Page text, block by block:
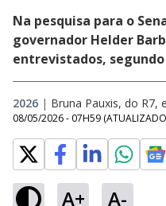
Na pesquisa para o
governador Helder
entrevistados,
2026 | Bruna Pauxis, do R7,
08/05/2026 - 07H59
A+ A-